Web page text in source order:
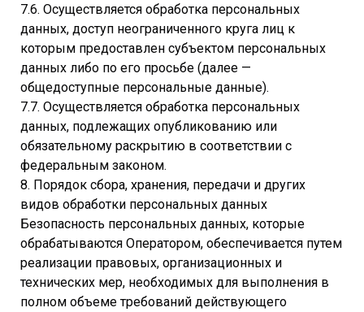
7.6. Осуществляется обработка персональных
данных, доступ неограниченного круга лиц к
которым предоставлен субъектом персональных
данных либо по его просьбе (далее —
общедоступные персональные данные).
7.7. Осуществляется обработка персональных
данных, подлежащих опубликованию или
обязательному раскрытию в соответствии с
федеральным законом.
8. Порядок сбора, хранения, передачи и других
видов обработки персональных данных
Безопасность персональных данных, которые
обрабатываются Оператором, обеспечивается путем
реализации правовых, организационных и
технических мер, необходимых для выполнения в
полном объеме требований действующего